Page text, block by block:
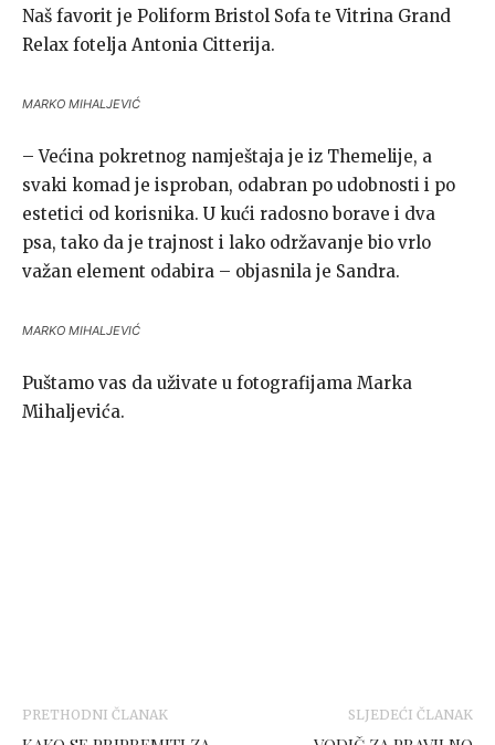
Naš favorit je Poliform Bristol Sofa te Vitrina Grand
Relax fotelja Antonia Citterija.
MARKO MIHALJEVIĆ
– Većina pokretnog namještaja je iz Themelije, a
svaki komad je isproban, odabran po udobnosti i po
estetici od korisnika. U kući radosno borave i dva
psa, tako da je trajnost i lako održavanje bio vrlo
važan element odabira – objasnila je Sandra.
MARKO MIHALJEVIĆ
Puštamo vas da uživate u fotografijama Marka
Mihaljevića.
PRETHODNI ČLANAK SLJEDEĆI ČLANAK